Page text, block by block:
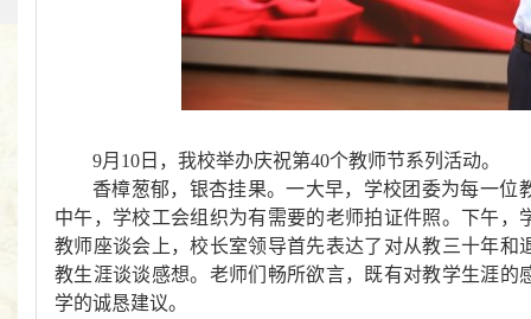
9月10日， 我校举办庆祝第40个教师节系列活动。
香樟葱郁，银杏挂果。一大早，学校团委为每一位
中午， 学校工会组织为有需要的老师拍证件照。下午，
教师座谈会上，校长室领导首先表达了对从教三十年和
教生涯谈谈感想。老师们畅所欲言，既有对教学生涯的
学的诚恳建议。